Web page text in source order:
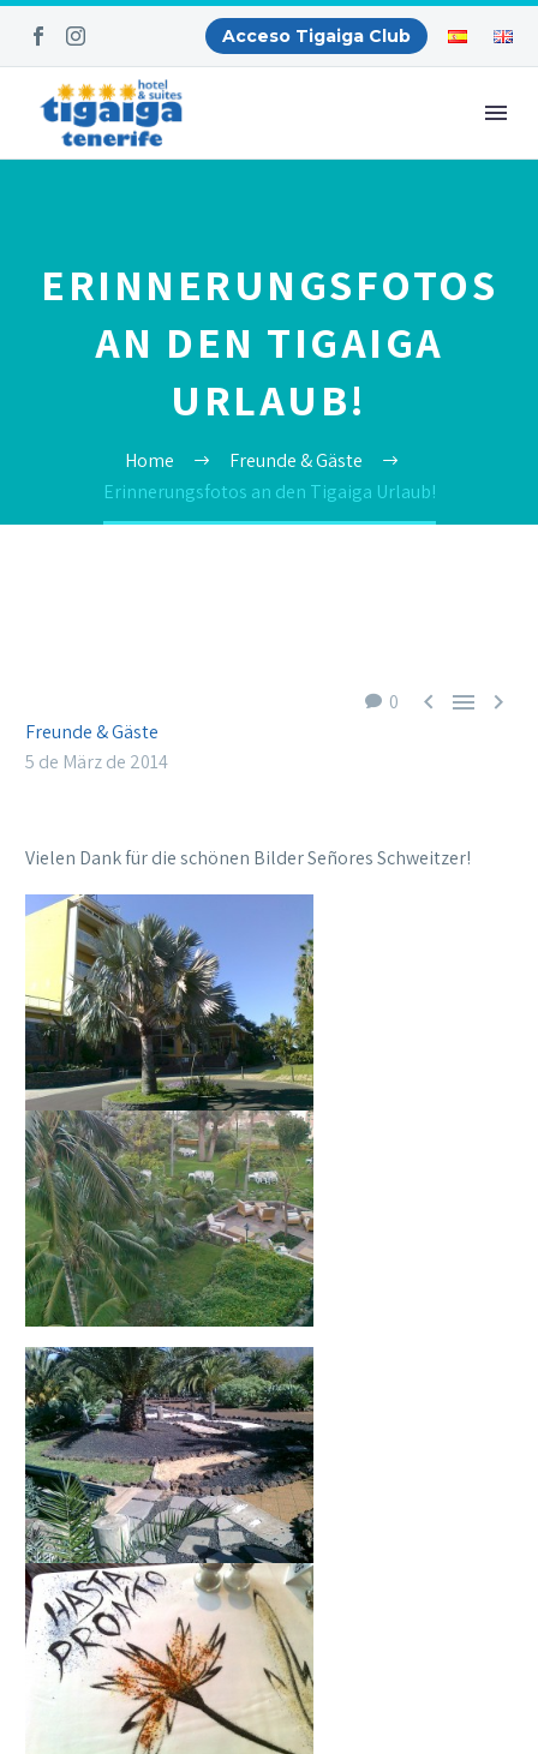
Acceso Tigaiga Club
ERINNERUNGSFOTOS
AN DEN TIGAIGA
URLAUB!
Home
Freunde & Gäste
Erinnerungsfotos an den Tigaiga Urlaub!
0   
Freunde & Gäste
5 de März de 2014
Vielen Dank für die schönen Bilder Señores Schweitzer!